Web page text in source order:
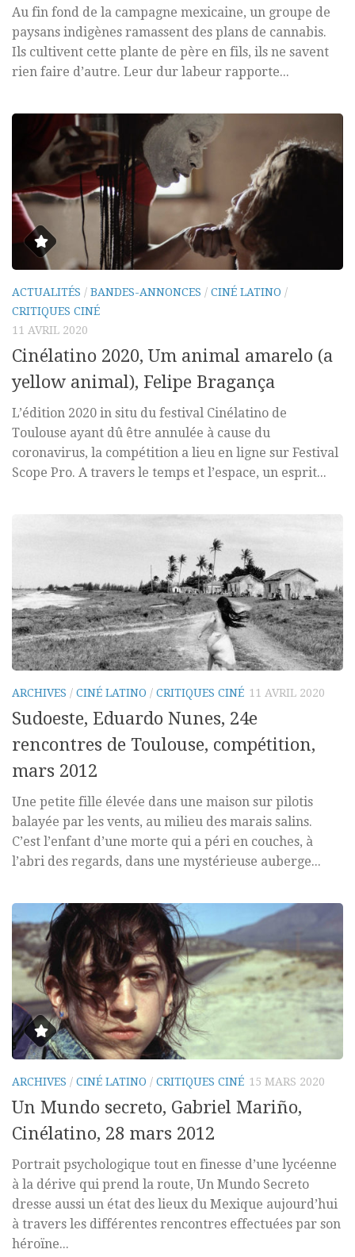
Au fin fond de la campagne mexicaine, un groupe de
paysans indigènes ramassent des plans de cannabis.
Ils cultivent cette plante de père en fils, ils ne savent
rien faire d’autre. Leur dur labeur rapporte...
ACTUALITÉS / BANDES-ANNONCES / CINÉ LATINO /
CRITIQUES CINÉ
11 AVRIL 2020
Cinélatino 2020, Um animal amarelo (a
yellow animal), Felipe Bragança
L’édition 2020 in situ du festival Cinélatino de
Toulouse ayant dû être annulée à cause du
coronavirus, la compétition a lieu en ligne sur Festival
Scope Pro. A travers le temps et l’espace, un esprit...
ARCHIVES / CINÉ LATINO / CRITIQUES CINÉ 11 AVRIL 2020
Sudoeste, Eduardo Nunes, 24e
rencontres de Toulouse, compétition,
mars 2012
Une petite fille élevée dans une maison sur pilotis
balayée par les vents, au milieu des marais salins.
C’est l’enfant d’une morte qui a péri en couches, à
l’abri des regards, dans une mystérieuse auberge...
ARCHIVES / CINÉ LATINO / CRITIQUES CINÉ 15 MARS 2020
Un Mundo secreto, Gabriel Mariño,
Cinélatino, 28 mars 2012
Portrait psychologique tout en finesse d’une lycéenne
à la dérive qui prend la route, Un Mundo Secreto
dresse aussi un état des lieux du Mexique aujourd’hui
à travers les différentes rencontres effectuées par son
héroïne...